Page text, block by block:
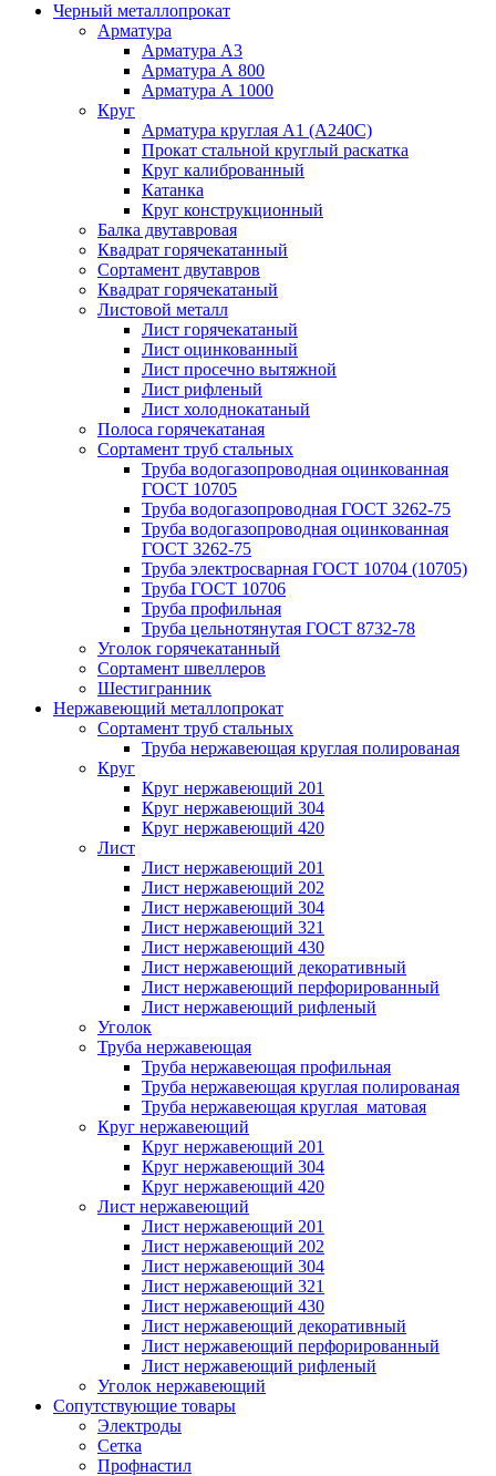
Черный металлопрокат
Арматура
Арматура А3
Арматура А 800
Арматура А 1000
Круг
Арматура круглая А1 (А240C)
Прокат стальной круглый раскатка
Круг калиброванный
Катанка
Круг конструкционный
Балка двутавровая
Квадрат горячекатанный
Сортамент двутавров
Квадрат горячекатаный
Листовой металл
Лист горячекатаный
Лист оцинкованный
Лист просечно вытяжной
Лист рифленый
Лист холоднокатаный
Полоса горячекатаная
Сортамент труб стальных
Труба водогазопроводная оцинкованная
ГОСТ 10705
Труба водогазопроводная ГОСТ 3262-75
Труба водогазопроводная оцинкованная
ГОСТ 3262-75
Труба электросварная ГОСТ 10704 (10705)
Труба ГОСТ 10706
Труба профильная
Труба цельнотянутая ГОСТ 8732-78
Уголок горячекатанный
Сортамент швеллеров
Шестигранник
Нержавеющий металлопрокат
Сортамент труб стальных
Труба нержавеющая круглая полированая
Круг
Круг нержавеющий 201
Круг нержавеющий 304
Круг нержавеющий 420
Лист
Лист нержавеющий 201
Лист нержавеющий 202
Лист нержавеющий 304
Лист нержавеющий 321
Лист нержавеющий 430
Лист нержавеющий декоративный
Лист нержавеющий перфорированный
Лист нержавеющий рифленый
Уголок
Труба нержавеющая
Труба нержавеющая профильная
Труба нержавеющая круглая полированая
Труба нержавеющая круглая матовая
Круг нержавеющий
Круг нержавеющий 201
Круг нержавеющий 304
Круг нержавеющий 420
Лист нержавеющий
Лист нержавеющий 201
Лист нержавеющий 202
Лист нержавеющий 304
Лист нержавеющий 321
Лист нержавеющий 430
Лист нержавеющий декоративный
Лист нержавеющий перфорированный
Лист нержавеющий рифленый
Уголок нержавеющий
Cопутствующие товары
Электроды
Сетка
Профнастил